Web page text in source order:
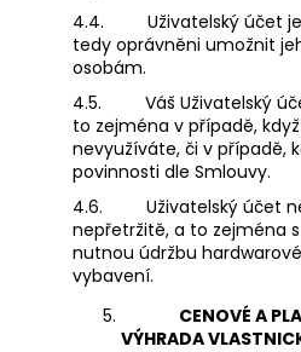
4.4.
Uživatelský účet
tedy oprávněni umožnit
osobám.
4.5.
Váš Uživatelský
to zejména v případě,
nevyužíváte, či v případě,
povinnosti dle Smlouvy.
4.6.
Uživatelský účet
nepřetržitě, a to zejména
nutnou údržbu
vybavení.
CENOVÉ A
VÝHRADA